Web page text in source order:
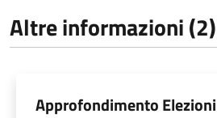
Altre informazioni (2)
Approfondimento Elezioni